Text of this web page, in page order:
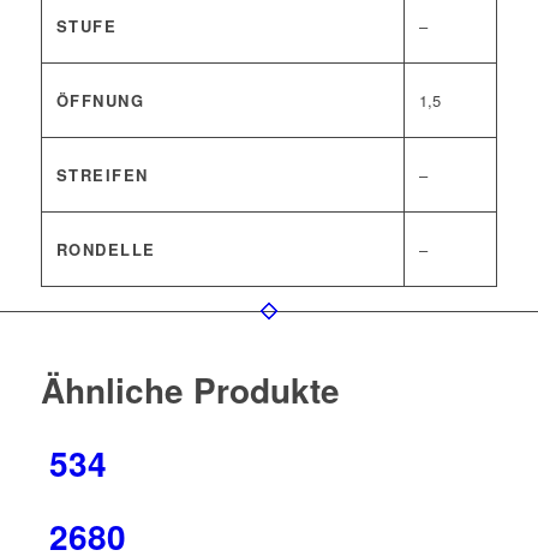
STUFE –
ÖFFNUNG 1,5
STREIFEN –
RONDELLE –
Ähnliche Produkte
534
2680